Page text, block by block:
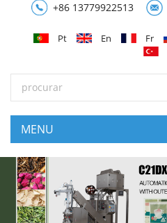
+86 13779922513
Pt En Fr